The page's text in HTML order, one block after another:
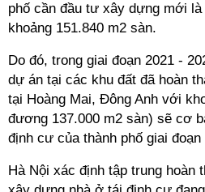
phố cần đầu tư xây dựng mới
khoảng 151.840 m2 sàn.
Do đó, trong giai đoạn 2021 -
dự án tại các khu đất đã hoàn
tại Hoàng Mai, Đông Anh với
đương 137.000 m2 sàn) sẽ cơ
định cư của thành phố giai đoạn
Hà Nội xác định tập trung hoàn